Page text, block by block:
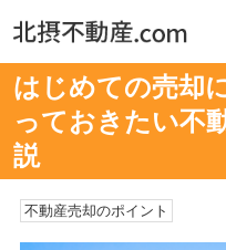
はじめての売却
っておきたい不
説
不動産売却のポイント